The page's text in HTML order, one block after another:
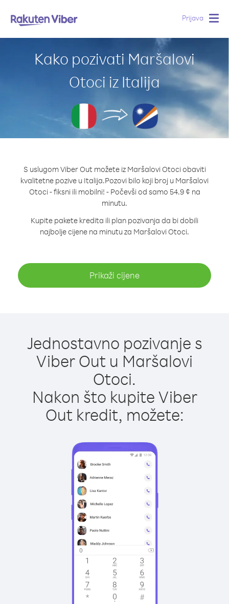
Prijava
Kako pozivati Maršalovi
Otoci iz Italija
S uslugom Viber Out možete iz Maršalovi Otoci obaviti
kvalitetne pozive u Italija.Pozovi bilo koji broj u Maršalovi
Otoci - fiksni ili mobilni! - Počevši od samo 54.9 ¢ na
minutu.
Kupite pakete kredita ili plan pozivanja da bi dobili
najbolje cijene na minutu za Maršalovi Otoci.
Prikaži cijene
Jednostavno pozivanje s
Viber Out u Maršalovi
Otoci.
Nakon što kupite Viber
Out kredit, možete: